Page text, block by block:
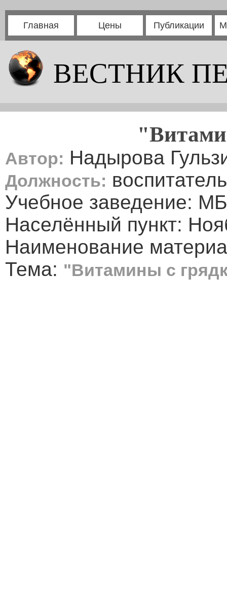
Главная Цены Публикации
ВЕСТНИК
Автор: Надырова
Должность: воспитатель
Учебное заведение:
Населённый пункт:
Наименование
Тема: "Витамины с